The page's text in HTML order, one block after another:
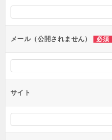
シ
ョ
ンメール（公開されません） 必須
サイト